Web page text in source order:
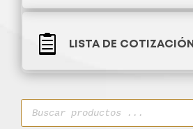
 LISTA DE COTIZACIÓN
Búsqueda
productos